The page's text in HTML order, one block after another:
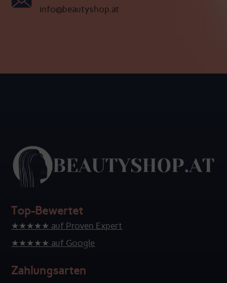
info@beautyshop.at
Top-Bewertet
★★★★★ auf Proven Expert
★★★★★ auf Google
Zahlungsarten